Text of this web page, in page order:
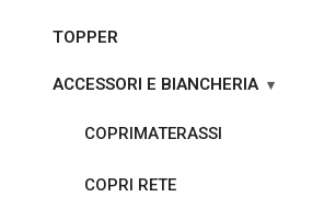
TOPPER
ACCESSORI E BIANCHERIA
COPRIMATERASSI
COPRI RETE